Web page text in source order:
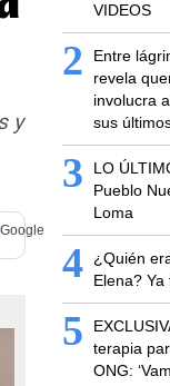
y
VIDEOS
2
Entre
revela
involucra
sus
3
LO
Pueblo
Loma
4
¿Quién
Elena?
5
terapia
ONG: